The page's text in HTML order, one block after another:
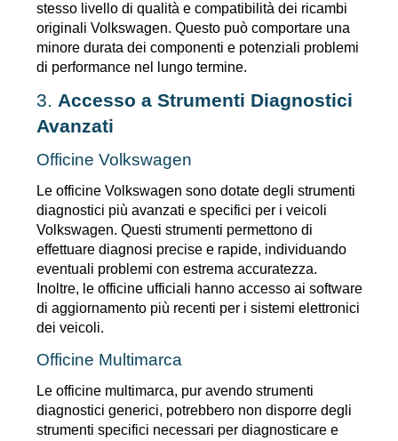
stesso livello di qualità e compatibilità dei ricambi
originali Volkswagen. Questo può comportare una
minore durata dei componenti e potenziali problemi
di performance nel lungo termine.
3. Accesso a Strumenti Diagnostici
Avanzati
Officine Volkswagen
Le officine Volkswagen sono dotate degli strumenti
diagnostici più avanzati e specifici per i veicoli
Volkswagen. Questi strumenti permettono di
effettuare diagnosi precise e rapide, individuando
eventuali problemi con estrema accuratezza.
Inoltre, le officine ufficiali hanno accesso ai software
di aggiornamento più recenti per i sistemi elettronici
dei veicoli.
Officine Multimarca
Le officine multimarca, pur avendo strumenti
diagnostici generici, potrebbero non disporre degli
strumenti specifici necessari per diagnosticare e